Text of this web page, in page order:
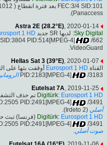
FEC:3/4 SID:101 بعد فترة انقطاع ( PID:1011[MPEG-4]/1012
Panaccess).
Astra 2E (28.2°E), 2020-01-14
Sky Digital: لديها SR جديد 1 HD
PID:514[MPEG-4]
/662
VideoGuard.
Hellas Sat 3 (39°E), 2020-01-07
القناة Eurosport 1 HD
PID:2183[MPEG-4]
/3183
Eutelsat 7A, 2019-11-25
Digitürk: Eurosport 1 HD
PID:2491[MPEG-4]
/3491
أصلي (Irdeto 2).
Digitürk: Eurosport 1 HD
PID:2491[MPEG-4]
/3491
صوت أصلي.